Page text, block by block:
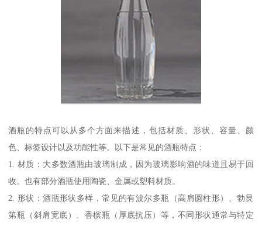
酒瓶的特点可以从多个方面来描述，包括材质、形状、容量、颜
色、标签设计以及功能性等。以下是常见的酒瓶特点：
1. 材质：大多数酒瓶由玻璃制成，因为玻璃影响酒的味道且易于回
收。也有部分酒瓶使用陶瓷、金属或塑料材质。
2. 形状：酒瓶形状多样，常见的有波尔多瓶（高肩圆柱形）、勃艮
第瓶（斜肩宽底）、香槟瓶（厚底抗压）等，不同形状通常与特定